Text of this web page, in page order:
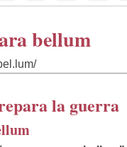
bellum
la guerra